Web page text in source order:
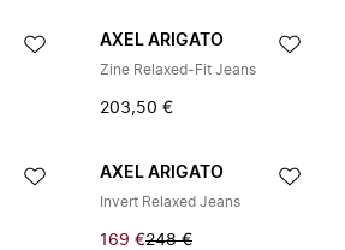
AXEL ARIGATO
Zine Relaxed-Fit Jeans
203,50 €
AXEL ARIGATO
Invert Relaxed Jeans
169 €248 €